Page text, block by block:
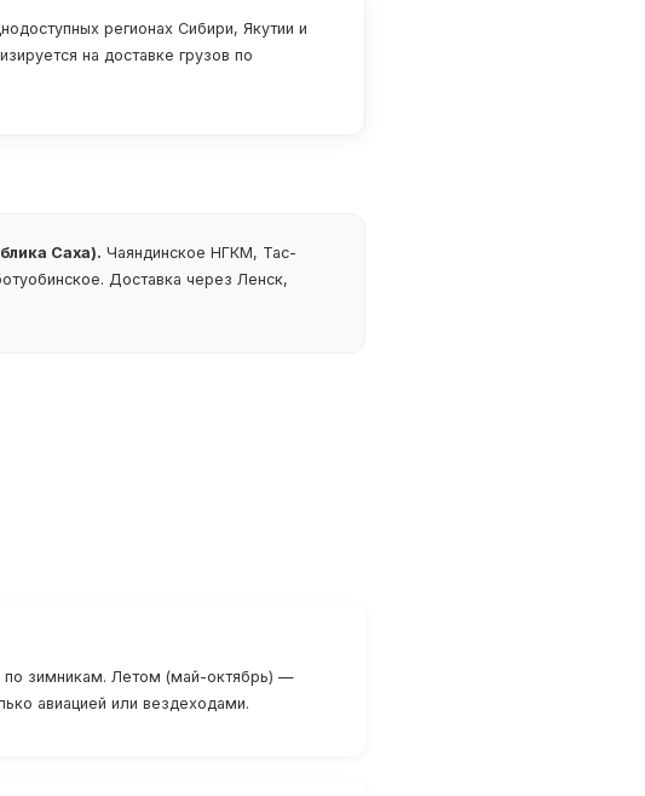
регионах Сибири, Якутии и
на доставке грузов по
Саха). Чаяндинское НГКМ, Тас-
Доставка через Ленск,
по зимникам. Летом (май-октябрь) —
авиацией или вездеходами.